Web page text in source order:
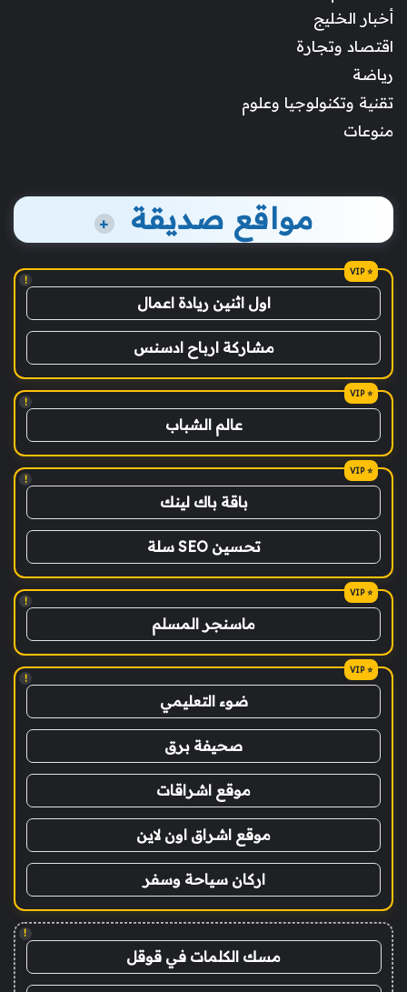
أخبار الخليج
اقتصاد وتجارة
رياضة
تقنية وتكنولوجيا وعلوم
منوعات
مواقع صديقة +
!
اول اثنين ريادة اعمال
مشاركة ارباح ادسنس
!
عالم الشباب
!
باقة باك لينك
تحسين SEO سلة
!
ماسنجر المسلم
!
ضوء التعليمي
صحيفة برق
موقع اشراقات
موقع اشراق اون لاين
اركان سياحة وسفر
!
مسك الكلمات في قوقل